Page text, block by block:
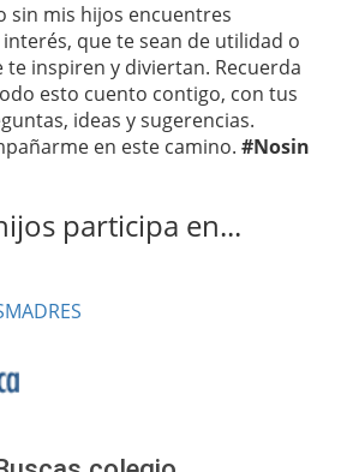
sin mis hijos encuentres
que te sean de utilidad o
inspiren y diviertan. Recuerda
esto cuento contigo, con tus
ideas y sugerencias.
en este camino. #Nosin
participa en...